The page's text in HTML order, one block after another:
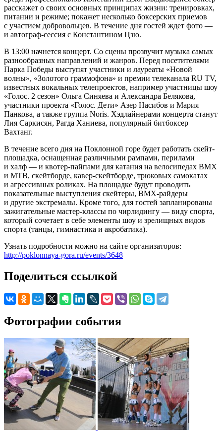
расскажет о своих основных принципах жизни: тренировках,
питании и режиме; покажет несколько боксерских приемов
с участием добровольцев. В течение дня гостей ждет фото —
и автограф-сессия с Константином Цзю.
В 13:00 начнется концерт. Со сцены прозвучит музыка самых
разнообразных направлений и жанров. Перед посетителями
Парка Победы выступят участники и лауреаты «Новой
волны», «Золотого граммофона» и премии телеканала RU TV,
известных вокальных телепроектов, например участницы шоу
«Голос. 2 сезон» Ольга Синяева и Александра Белякова,
участники проекта «Голос. Дети» Азер Насибов и Мария
Панкова, а также группа Noris. Хэдлайнерами концерта станут
Лия Саркисян, Рагда Ханиева, популярный битбоксер
Вахтанг.
В течение всего дня на Поклонной горе будет работать скейт-
площадка, оснащенная различными рампами, перилами
и халф — и квотер-пайпами для катания на велосипедах BMX
и MTB, скейтборде, кавер-скейтборде, трюковых самокатах
и агрессивных роликах. На площадке будут проводить
показательные выступления скейтеры, BMX-райдеры
и другие экстремалы. Кроме того, для гостей запланированы
зажигательные мастер-классы по чирлидингу — виду спорта,
который сочетает в себе элементы шоу и зрелищных видов
спорта (танцы, гимнастика и акробатика).
Узнать подробности можно на сайте организаторов:
http://poklonnaya-gora.ru/events/3648
Поделиться ссылкой
Фотографии события